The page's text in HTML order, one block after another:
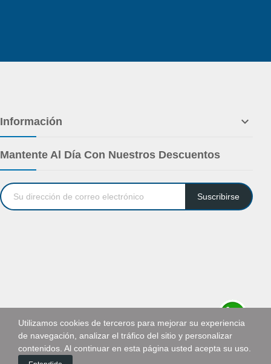
Información 
Mantente Al Día Con Nuestros Descuentos
Suscribirse
Utilizamos cookies de terceros para mejorar su experiencia
de navegación, analizar el tráfico del sitio y personalizar
contenidos. Al continuar en esta página usted acepta su uso.